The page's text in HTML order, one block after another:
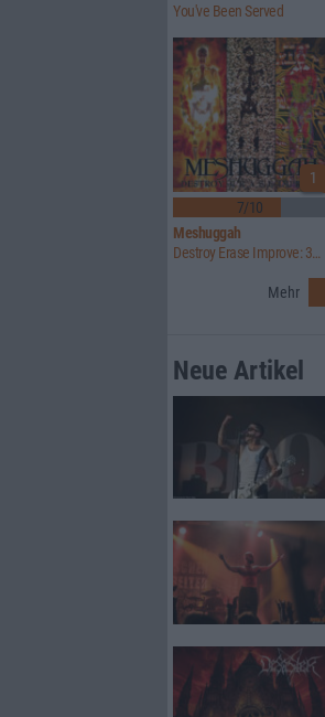
You've Been Served
1
7/10
Meshuggah
Destroy Erase Improve: 30th Anniversary Edition
Mehr
Neue Artikel